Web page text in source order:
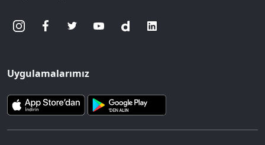
Uygulamalarımız